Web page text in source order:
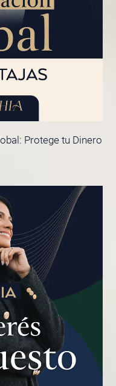
Protege tu Dinero